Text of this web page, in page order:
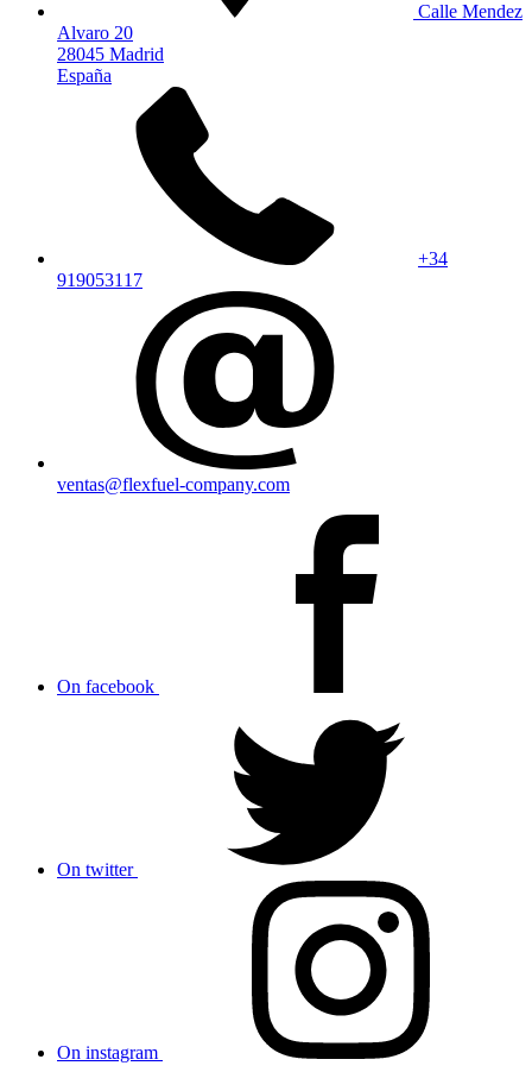
Calle Mendez
Alvaro 20
28045 Madrid
España
+34
919053117
ventas@flexfuel-company.com
On facebook
On twitter
On instagram